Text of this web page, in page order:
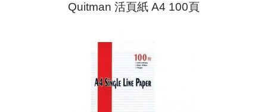
Quitman 活頁紙 A4 100頁